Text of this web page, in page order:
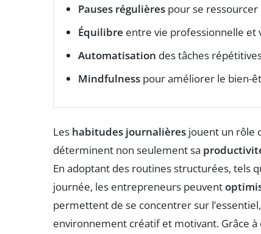
Pauses régulières pour se ressourcer
Équilibre entre vie professionnelle et
Automatisation des tâches
Mindfulness pour améliorer le bien-
Les habitudes journalières jouent un rôle
déterminent non seulement sa
En adoptant des routines structurées, tels
journée, les entrepreneurs peuvent
permettent de se concentrer sur
environnement créatif et motivant. Grâce